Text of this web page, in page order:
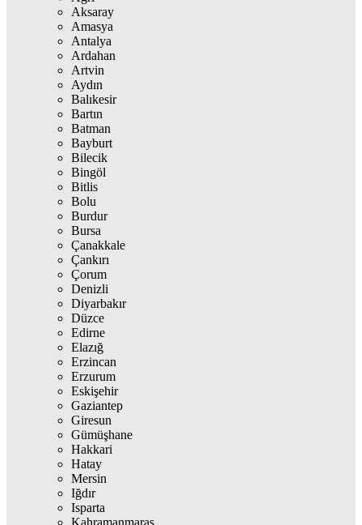
Aksaray
Amasya
Antalya
Ardahan
Artvin
Aydın
Balıkesir
Bartın
Batman
Bayburt
Bilecik
Bingöl
Bitlis
Bolu
Burdur
Bursa
Çanakkale
Çankırı
Çorum
Denizli
Diyarbakır
Düzce
Edirne
Elazığ
Erzincan
Erzurum
Eskişehir
Gaziantep
Giresun
Gümüşhane
Hakkari
Hatay
Mersin
Iğdır
Isparta
Kahramanmaraş